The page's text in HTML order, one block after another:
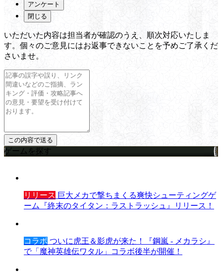
アンケート
閉じる
いただいた内容は担当者が確認のうえ、順次対応いたしま
す。個々のご意見にはお返事できないことを予めご了承くだ
さいませ。
ゲームを探す
リリース 巨大メカで撃ちまくる爽快シューティングゲ
ーム『終末のタイタン：ラストラッシュ』リリース！
コラボ ついに虎王＆影虎が来た！『鋼嵐 - メカラシ』
で「魔神英雄伝ワタル」コラボ後半が開催！